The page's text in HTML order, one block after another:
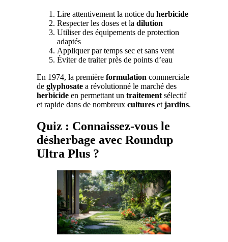
Lire attentivement la notice du herbicide
Respecter les doses et la dilution
Utiliser des équipements de protection
adaptés
Appliquer par temps sec et sans vent
Éviter de traiter près de points d’eau
En 1974, la première formulation commerciale
de glyphosate a révolutionné le marché des
herbicide en permettant un traitement sélectif
et rapide dans de nombreux cultures et jardins.
Quiz : Connaissez-vous le
désherbage avec Roundup
Ultra Plus ?